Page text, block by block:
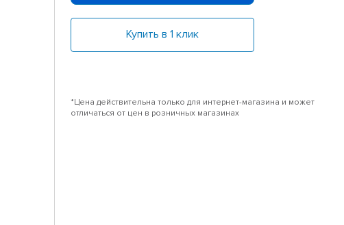
Купить в 1 клик
*Цена действительна только для интернет-магазина и может
отличаться от цен в розничных магазинах